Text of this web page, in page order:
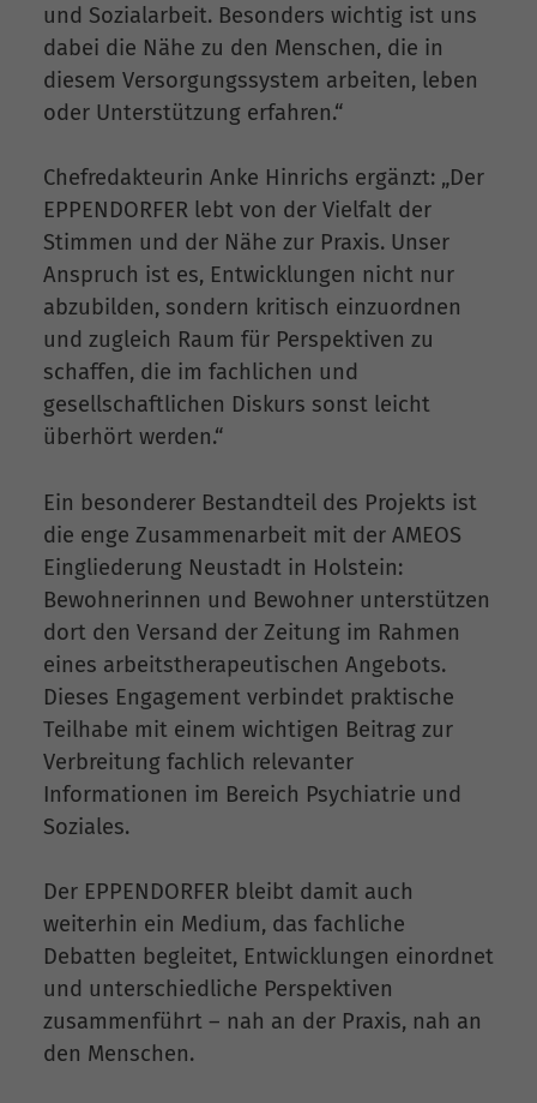
und Sozialarbeit. Besonders wichtig ist uns
dabei die Nähe zu den Menschen, die in
diesem Versorgungssystem arbeiten, leben
oder Unterstützung erfahren.“
Chefredakteurin Anke Hinrichs ergänzt: „Der
EPPENDORFER lebt von der Vielfalt der
Stimmen und der Nähe zur Praxis. Unser
Anspruch ist es, Entwicklungen nicht nur
abzubilden, sondern kritisch einzuordnen
und zugleich Raum für Perspektiven zu
schaffen, die im fachlichen und
gesellschaftlichen Diskurs sonst leicht
überhört werden.“
Ein besonderer Bestandteil des Projekts ist
die enge Zusammenarbeit mit der AMEOS
Eingliederung Neustadt in Holstein:
Bewohnerinnen und Bewohner unterstützen
dort den Versand der Zeitung im Rahmen
eines arbeitstherapeutischen Angebots.
Dieses Engagement verbindet praktische
Teilhabe mit einem wichtigen Beitrag zur
Verbreitung fachlich relevanter
Informationen im Bereich Psychiatrie und
Soziales.
Der EPPENDORFER bleibt damit auch
weiterhin ein Medium, das fachliche
Debatten begleitet, Entwicklungen einordnet
und unterschiedliche Perspektiven
zusammenführt – nah an der Praxis, nah an
den Menschen.